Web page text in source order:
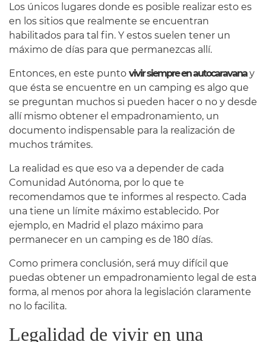
Los únicos lugares donde es posible realizar esto es
en los sitios que realmente se encuentran
habilitados para tal fin. Y estos suelen tener un
máximo de días para que permanezcas allí.
Entonces, en este punto vivir siempre en autocaravanay
que ésta se encuentre en un camping es algo que
se preguntan muchos si pueden hacer o no y desde
allí mismo obtener el empadronamiento, un
documento indispensable para la realización de
muchos trámites.
La realidad es que eso va a depender de cada
Comunidad Autónoma, por lo que te
recomendamos que te informes al respecto. Cada
una tiene un límite máximo establecido. Por
ejemplo, en Madrid el plazo máximo para
permanecer en un camping es de 180 días.
Como primera conclusión, será muy difícil que
puedas obtener un empadronamiento legal de esta
forma, al menos por ahora la legislación claramente
no lo facilita.
Legalidad de vivir en una